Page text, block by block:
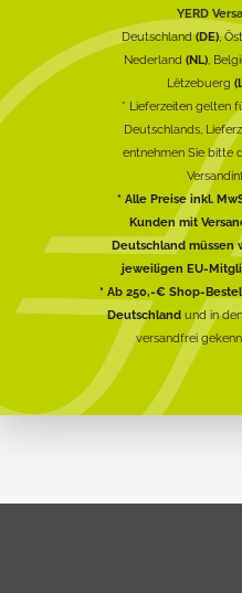
YERD
Deutschland(DE),
Nederland (NL),
Lëtzebuerg
* Lieferzeiten gelten
Deutschlands,
entnehmen Sie bitte
* Alle Preise inkl.
Kunden mit
Deutschland müssen
jeweiligen EU-
* Ab 250,-€ Shop-
Deutschlandund in
versandfrei